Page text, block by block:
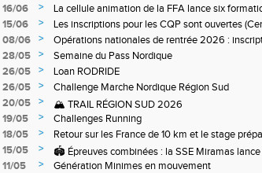
16/06
>
La cellule animation de la FFA lance six
Niveau 1 et 3 pour ACR Niveau 2)
15/06 >
Les inscriptions pour les CQP sont ouvertes
Qualification Professionnelle)
08/06 >
Opérations nationales de rentrée 2026 :
28/05
>
Semaine du Pass Nordique
26/05
>
Loan RODRIDE
26/05
>
Challenge Marche Nordique Région Sud
20/05
>
🏔️ TRAIL RÉGION SUD 2026
19/05
>
Challenges Running
18/05
>
Retour sur les France de 10 km et le stage
off-road à Briançon
15/05 >
🏟️ Épreuves combinées : la SSE Miramas lance
11/05
>
Génération Minimes en mouvement